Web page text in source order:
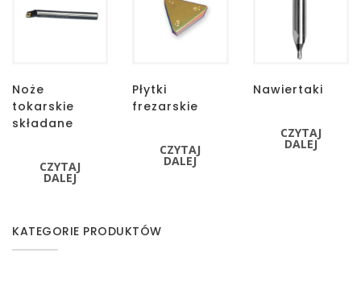
Noże
tokarskie
składane
CZYTAJ
DALEJ
Płytki
frezarskie
CZYTAJ
DALEJ
Nawiertaki
CZYTAJ
DALEJ
KATEGORIE PRODUKTÓW